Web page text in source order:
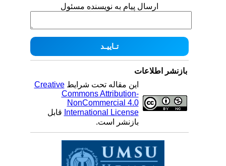
ارسال پیام به نویسنده مسئول
بازنشر اطلاعات
این مقاله تحت شرایطCreative
Commons Attribution-
NonCommercial 4.0
International Licenseقابل
بازنشر است.